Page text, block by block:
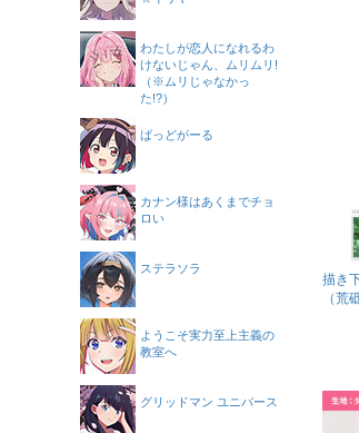
描き
（荒
わたしが恋人になれるわ
けないじゃん、ムリムリ!
（※ムリじゃなかっ
た!?）
ばっどがーる
カナン様はあくまでチョ
ロい
ステラソラ
ようこそ実力至上主義の
教室へ
グリッドマン ユニバース